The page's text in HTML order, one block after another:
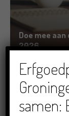
Doe mee
2026
samen: